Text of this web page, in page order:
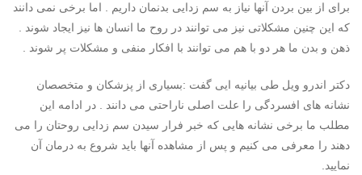
برای از بین بردن آنها نیاز به سم زدایی بدنمان داریم . اما برخی نمی دانند
که این چنین مشکلاتی نیز می توانند در روح ما انسان ها نیز ایجاد شوند .
ذهن و بدن ما هر دو با هم می توانند با افکار منفی و مشکلات پر شوند .
دکتر اندرو ویل طی بیانیه ایی گفت :بسیاری از پزشکان و متخصصان
نشانه های افسردگی را علت اصلی ناراحتی می دانند . در ادامه این
مطلب ما برخی نشانه هایی که خبر فرار سیدن سم زدایی روحتان را می
دهند را معرفی می کنیم و پس از مشاهده آنها باید شروع به درمان آن
نمایید.